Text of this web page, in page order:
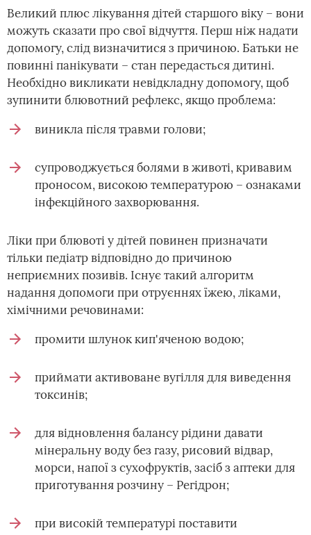
Великий плюс лікування дітей старшого віку – вони
можуть сказати про свої відчуття. Перш ніж надати
допомогу, слід визначитися з причиною. Батьки не
повинні панікувати – стан передасться дитині.
Необхідно викликати невідкладну допомогу, щоб
зупинити блювотний рефлекс, якщо проблема:
виникла після травми голови;
супроводжується болями в животі, кривавим
проносом, високою температурою – ознаками
інфекційного захворювання.
Ліки при блювоті у дітей повинен призначати
тільки педіатр відповідно до причиною
неприємних позивів. Існує такий алгоритм
надання допомоги при отруєннях їжею, ліками,
хімічними речовинами:
промити шлунок кип'яченою водою;
приймати активоване вугілля для виведення
токсинів;
для відновлення балансу рідини давати
мінеральну воду без газу, рисовий відвар,
морси, напої з сухофруктів, засіб з аптеки для
приготування розчину – Регідрон;
при високій температурі поставити